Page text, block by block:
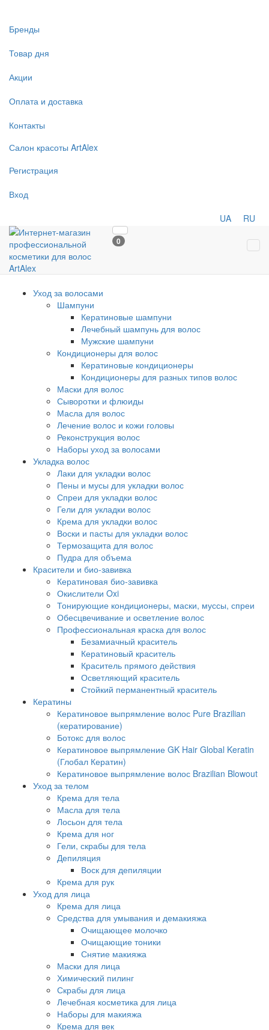
Бренды
Товар дня
Акции
Оплата и доставка
Контакты
Салон красоты ArtAlex
Регистрация
Вход
UA RU
0
Уход за волосами
Шампуни
Кератиновые шампуни
Лечебный шампунь для волос
Мужские шампуни
Кондиционеры для волос
Кератиновые кондиционеры
Кондиционеры для разных типов волос
Маски для волос
Сыворотки и флюиды
Масла для волос
Лечение волос и кожи головы
Реконструкция волос
Наборы уход за волосами
Укладка волос
Лаки для укладки волос
Пены и мусы для укладки волос
Спреи для укладки волос
Гели для укладки волос
Крема для укладки волос
Воски и пасты для укладки волос
Термозащита для волос
Пудра для объема
Красители и био-завивка
Кератиновая био-завивка
Окислители Oxi
Тонирующие кондиционеры, маски, муссы, спреи
Обесцвечивание и осветление волос
Профессиональная краска для волос
Безамиачный краситель
Кератиновый краситель
Краситель прямого действия
Осветляющий краситель
Стойкий перманентный краситель
Кератины
Кератиновое выпрямление волос Pure Brazilian
(кератирование)
Ботокс для волос
Кератиновое выпрямление GK Hair Global Keratin
(Глобал Кератин)
Кератиновое выпрямление волос Brazilian Blowout
Уход за телом
Крема для тела
Масла для тела
Лосьон для тела
Крема для ног
Гели, скрабы для тела
Депиляция
Воск для депиляции
Крема для рук
Уход для лица
Крема для лица
Средства для умывания и демакияжа
Очищающее молочко
Очищающие тоники
Снятие макияжа
Маски для лица
Химический пилинг
Скрабы для лица
Лечебная косметика для лица
Наборы для макияжа
Крема для век